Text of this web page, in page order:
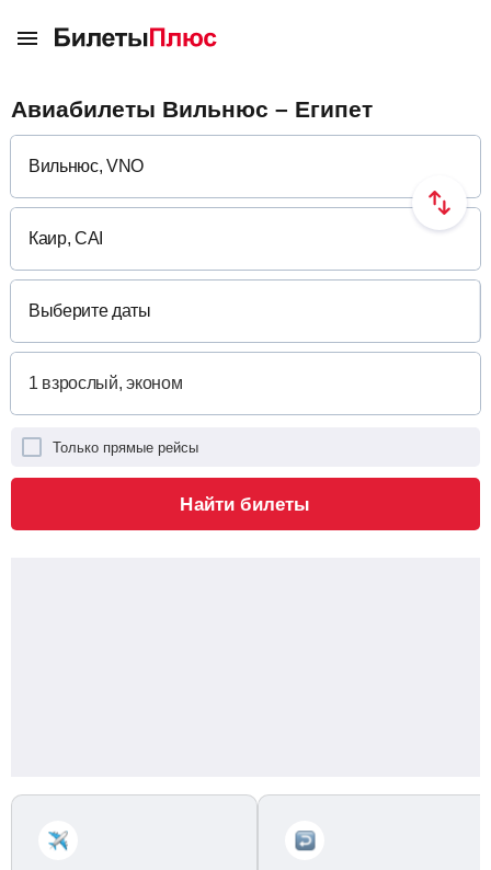
Авиабилеты Вильнюс – Египет
Выберите даты
Только прямые рейсы
Найти билеты